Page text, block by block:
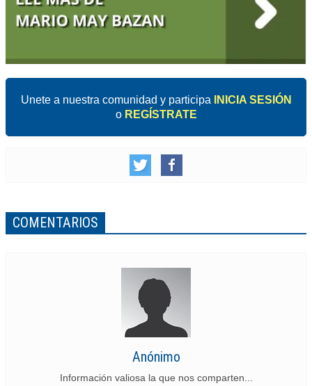
Unete a nuestra comunidad y participa
INICIA SESIÓN
o REGÍSTRATE
COMENTARIOS
Anónimo
Información valiosa la que nos comparten...